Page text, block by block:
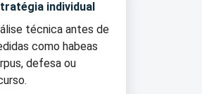
individual
técnica antes de
como habeas
defesa ou